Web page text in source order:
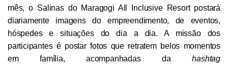
mês, o Salinas do Maragogi All Inclusive Resort postará
diariamente imagens do empreendimento, de eventos,
hóspedes e situações do dia a dia. A missão dos
participantes é postar fotos que retratem belos momentos
em família, acompanhadas da hashtag